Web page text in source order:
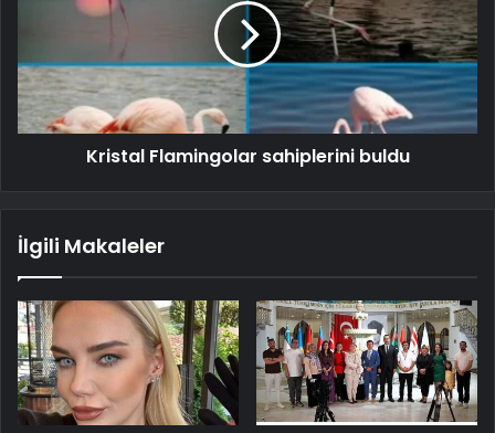
Kristal Flamingolar sahiplerini buldu
İlgili Makaleler